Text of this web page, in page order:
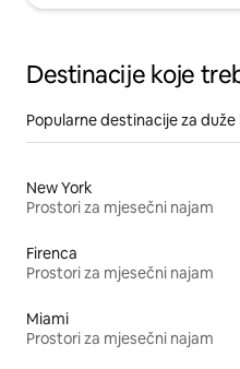
Destinacije koje
Popularne destinacije za
New York
Prostori za mjesečni najam
Firenca
Prostori za mjesečni najam
Miami
Prostori za mjesečni najam